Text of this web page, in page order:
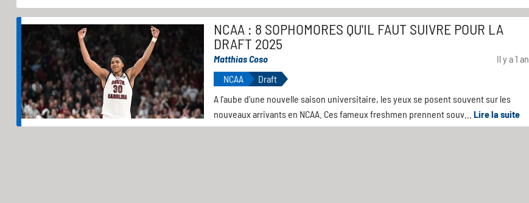
NCAA : 8 SOPHOMORES QU'IL FAUT SUIVRE POUR LA
DRAFT 2025
Matthias Coso
Il y a 1 an
NCAA
Draft
A l'aube d'une nouvelle saison universitaire, les yeux se posent souvent sur les
nouveaux arrivants en NCAA. Ces fameux freshmen prennent souv... Lire la suite